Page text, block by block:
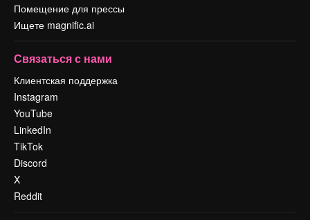
Помещение для прессы
Ищете magnific.ai
Связаться с нами
Клиентская поддержка
Instagram
YouTube
LinkedIn
TikTok
Discord
X
Reddit